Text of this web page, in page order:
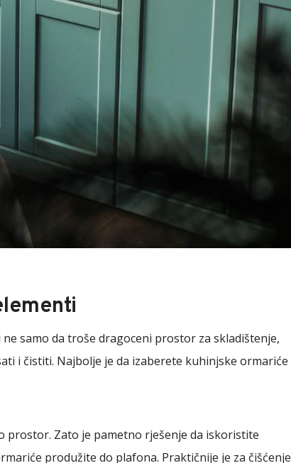
samo da troše dragoceni prostor za skladištenje,
i čistiti. Najbolje je da izaberete kuhinjske ormariće
prostor. Zato je pametno rješenje da iskoristite
produžite do plafona. Praktičnije je za čišćenje